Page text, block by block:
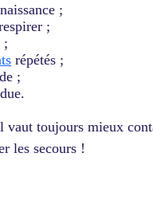
;
;
;
répétés ;
;
vaut toujours mieux
les secours !